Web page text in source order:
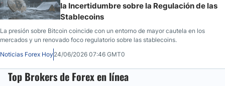
la Incertidumbre sobre la Regulación de las
Stablecoins
La presión sobre Bitcoin coincide con un entorno de mayor cautela en los
mercados y un renovado foco regulatorio sobre las stablecoins.
Noticias Forex Hoy 24/06/2026 07:46 GMT0
Top Brokers de Forex en línea